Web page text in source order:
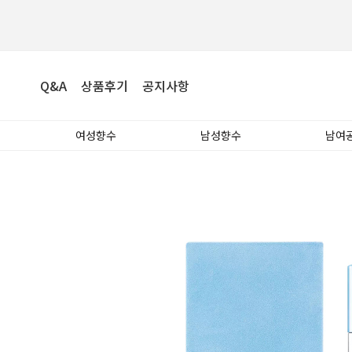
Q&A 상품후기 공지사항
여성향수 남성향수 남여